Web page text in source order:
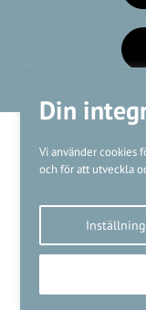
Din
Vi använder cookies
och för att utveckla